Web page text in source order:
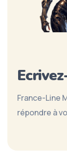
France-Line
répondre à